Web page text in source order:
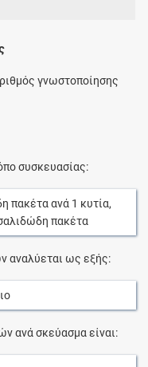
γνωστοποίησης
συσκευασίας:
πακέταανά 1 κυτία,
πακέτα
αναλύεται ως εξής:
ανά σκεύασμα είναι: